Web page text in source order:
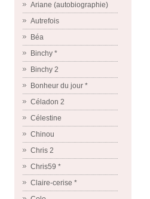
Ariane (autobiographie)
Autrefois
Béa
Binchy *
Binchy 2
Bonheur du jour *
Céladon 2
Célestine
Chinou
Chris 2
Chris59 *
Claire-cerise *